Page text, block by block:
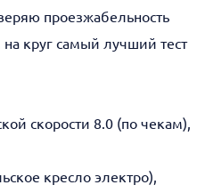
проезжабельность
круг самый лучший тест
скорости 8.0 (по чекам),
кресло электро),